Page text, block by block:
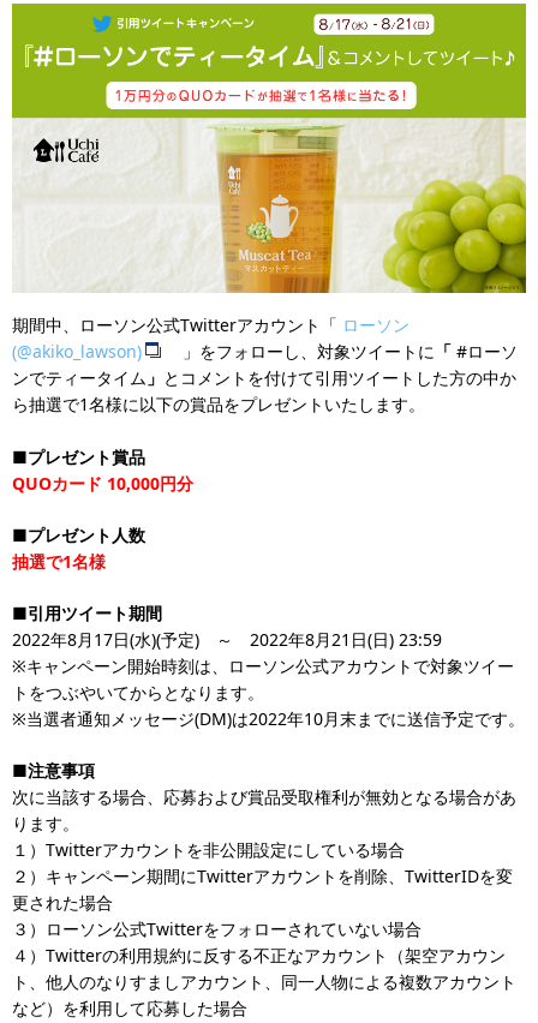
期間中、ローソン公式Twitterアカウント「 ローソン
(@akiko_lawson)
」をフォローし、対象ツイートに 「 #ローソ
ンでティータイム 」 とコメントを付けて引用ツイートした方の中か
ら抽選で1名様に以下の賞品をプレゼントいたします。
■プレゼント賞品
QUOカード 10,000円分
■プレゼント人数
抽選で1名様
■引用ツイート期間
2022年8月17日(水)(予定) ～ 2022年8月21日(日) 23:59
※キャンペーン開始時刻は、ローソン公式アカウントで対象ツイー
トをつぶやいてからとなります。
※当選者通知メッセージ(DM)は2022年10月末までに送信予定です。
■注意事項
次に当該する場合、応募および賞品受取権利が無効となる場合があ
ります。
１）Twitterアカウントを非公開設定にしている場合
２）キャンペーン期間にTwitterアカウントを削除、TwitterIDを変
更された場合
３）ローソン公式Twitterをフォローされていない場合
４）Twitterの利用規約に反する不正なアカウント（架空アカウン
ト、他人のなりすましアカウント、同一人物による複数アカウント
など）を利用して応募した場合